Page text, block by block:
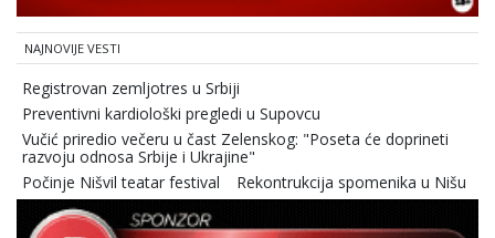
NAJNOVIJE VESTI
Registrovan zemljotres u Srbiji
Preventivni kardiološki pregledi u Supovcu
Vučić priredio večeru u čast Zelenskog: "Poseta će doprineti
razvoju odnosa Srbije i Ukrajine"
Počinje Nišvil teatar festival
Rekontrukcija spomenika u Nišu